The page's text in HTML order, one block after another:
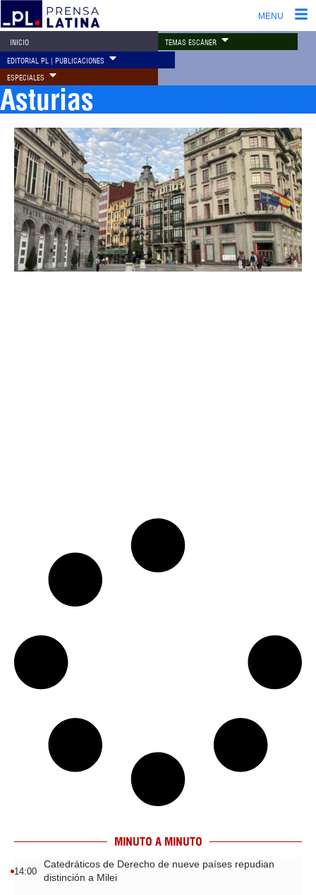
MENU
INICIO TEMAS ESCÁNER
EDITORIAL PL | PUBLICACIONES
ESPECIALES
Asturias
MINUTO A MINUTO
14:00
Catedráticos de Derecho de nueve países repudian
distinción a Milei